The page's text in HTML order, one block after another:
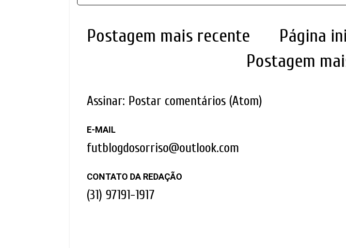
Postagem mais recente
Postagem
Página
Assinar: Postar comentários (Atom)
E-MAIL
futblogdosorriso@outlook.com
CONTATO DA REDAÇÃO
(31) 97191-1917